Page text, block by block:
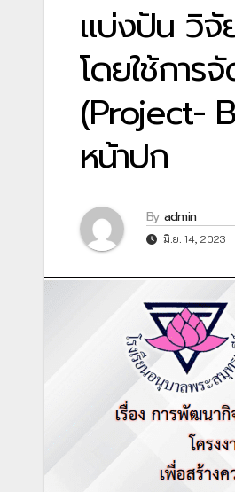
แบ่งปัน วิจั
โดยใช้การ
(Project-
หน้าปก
By admin
มิ.ย. 14, 2023